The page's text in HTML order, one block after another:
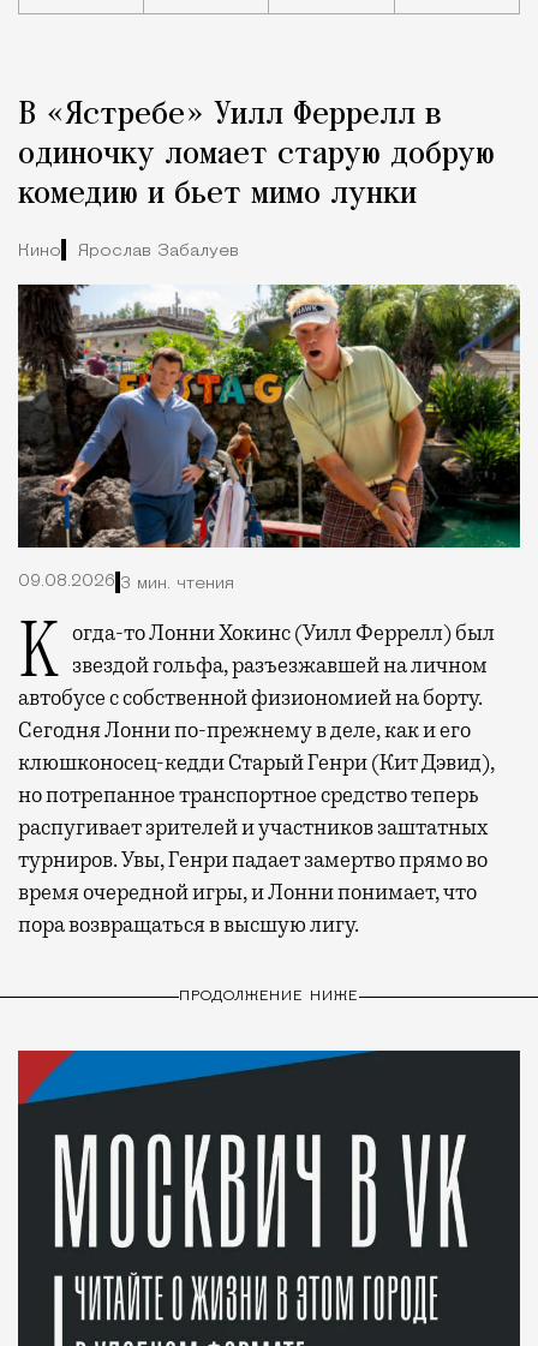
Город
В «Ястребе» Уилл Феррелл в
одиночку ломает старую добрую
комедию и бьет мимо лунки
Кино Ярослав Забалуев
09.08.2026 3 мин. чтения
Когда-то Лонни Хокинс (Уилл Феррелл) был звездой гольфа, разъезжавшей на личном
автобусе с собственной физиономией на борту.
Сегодня Лонни по-прежнему в деле, как и его
клюшконосец-кедди Старый Генри (Кит Дэвид),
но потрепанное транспортное средство теперь
распугивает зрителей и участников заштатных
турниров. Увы, Генри падает замертво прямо во
время очередной игры, и Лонни понимает, что
пора возвращаться в высшую лигу.
ПРОДОЛЖЕНИЕ НИЖЕ